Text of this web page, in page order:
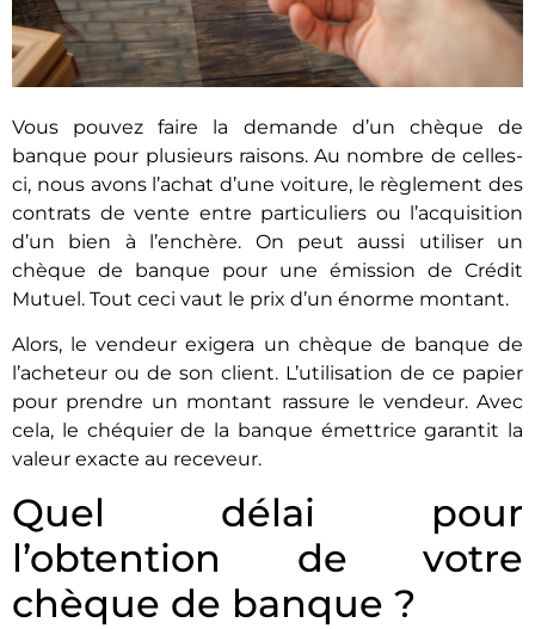
Vous pouvez faire la demande d’un chèque de
banque pour plusieurs raisons. Au nombre de celles-
ci, nous avons l’achat d’une voiture, le règlement des
contrats de vente entre particuliers ou l’acquisition
d’un bien à l’enchère. On peut aussi utiliser un
chèque de banque pour une émission de Crédit
Mutuel. Tout ceci vaut le prix d’un énorme montant.
Alors, le vendeur exigera un chèque de banque de
l’acheteur ou de son client. L’utilisation de ce papier
pour prendre un montant rassure le vendeur. Avec
cela, le chéquier de la banque émettrice garantit la
valeur exacte au receveur.
Quel délai pour
l’obtention de votre
chèque de banque ?